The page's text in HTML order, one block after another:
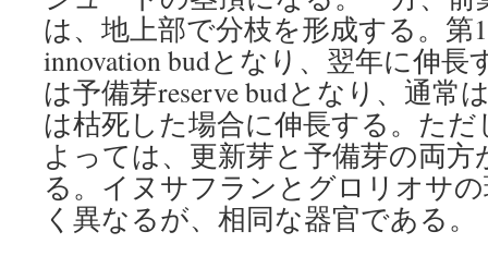
は、地上部で分枝を形成する。第
innovation budとなり、翌年に伸長
は予備芽reserve budとなり、通常
は枯死した場合に伸長する。た
よっては、更新芽と予備芽の両
る。イヌサフランとグロリオサ
く異なるが、相同な器官である。